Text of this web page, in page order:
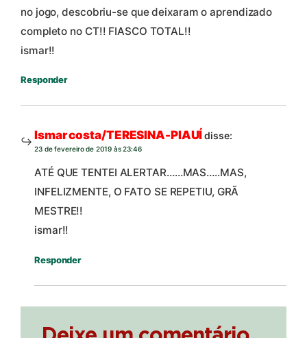
no jogo, descobriu-se que deixaram o aprendizado
completo no CT!! FIASCO TOTAL!!
ismar!!
Responder
Ismar costa/TERESINA-PIAUÍdisse:
23 de fevereiro de 2019 às 23:46
ATÉ QUE TENTEI ALERTAR……MAS…..MAS,
INFELIZMENTE, O FATO SE REPETIU, GRÃ
MESTRE!!
ismar!!
Responder